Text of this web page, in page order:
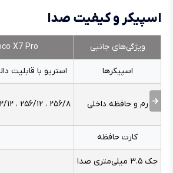
اسپیکر و کیفیت صدا
ویژگی‌های جانبی X7 Pro
اسپیکرها استریو با قابلیت
رم و حافظه داخلی ۲۵۶/۸ ، ۲۵۶/۱۲ ، ۵۱۲/۱۲ گیگابایت
کارت حافظه
جک ۳.۵ میلی‌متری صدا